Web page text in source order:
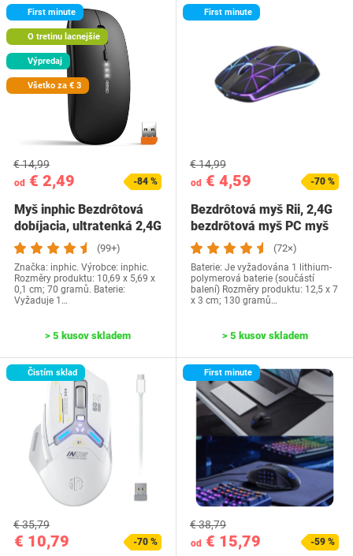
First minute
O tretinu lacnejšie
Výpredaj
Všetko za € 3
od € 2,49
€ 14,99
-84 %
Myš inphic Bezdrôtová
dobíjacia, ultratenká 2,4G
tichá…
(99+)
Značka: inphic. Výrobce: inphic.
Rozměry produktu: 10,69 x 5,69 x
0,1 cm; 70 gramů. Baterie:
Vyžaduje 1…
> 5 kusov skladem
First minute
od € 4,59
€ 14,99
-70 %
Bezdrôtová myš Rii, 2,4G
bezdrôtová myš PC myš
Myš k…
(72×)
Baterie: Je vyžadována 1 lithium-
polymerová baterie (součástí
balení) Rozměry produktu: 12,5 x 7
x 3 cm; 130 gramů…
> 5 kusov skladem
Čistím sklad
€ 10,79
€ 35,79
-70 %
First minute
od € 15,79
€ 38,79
-59 %